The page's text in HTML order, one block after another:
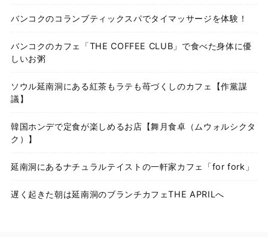
バンコクのコランブティックスパでタイマッサージを体験！
バンコクのカフェ「THE COFFEE CLUB」で食べた身体に優
しいお粥
ソウル延南洞にある紅茶もラテも苺づくしのカフェ【作黨謀
議】
韓国ホンデで定食が楽しめるお店【舞月食卓（ムウォルシクタ
ク）】
延南洞にあるナチュラルテイストの一軒家カフェ「for fork」
遅く起きた朝は延南洞のブランチカフェTHE APRILへ